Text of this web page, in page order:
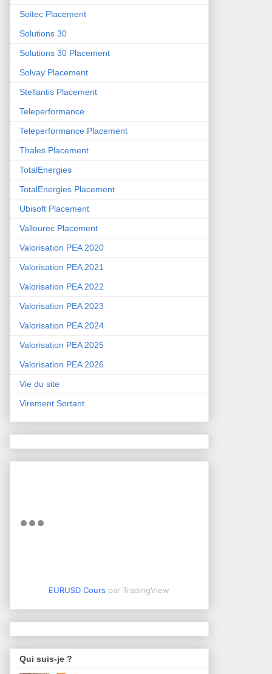
Soitec Placement
Solutions 30
Solutions 30 Placement
Solvay Placement
Stellantis Placement
Teleperformance
Teleperformance Placement
Thales Placement
TotalEnergies
TotalEnergies Placement
Ubisoft Placement
Vallourec Placement
Valorisation PEA 2020
Valorisation PEA 2021
Valorisation PEA 2022
Valorisation PEA 2023
Valorisation PEA 2024
Valorisation PEA 2025
Valorisation PEA 2026
Vie du site
Virement Sortant
EURUSD Cours par TradingView
Qui suis-je ?